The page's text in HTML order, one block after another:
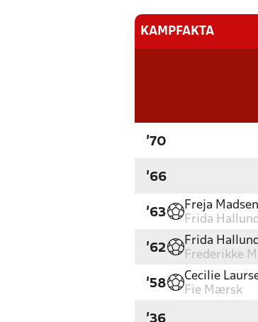
KAMPFAKTA
'70
'66
'63
Freja Madsen
Frida
'62
Frida
Frederikke
'58
Cecilie
Fie Mærsk